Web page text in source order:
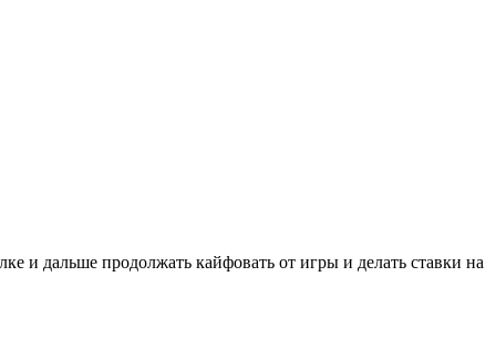
и дальше продолжать кайфовать от игры и делать ставки на